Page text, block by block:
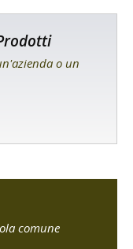
o un
comune